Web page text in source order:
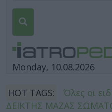
Monday, 10.08.2026
HOT TAGS:
Όλες οι
ΔΕΙΚΤΗΣ ΜΑΖΑΣ